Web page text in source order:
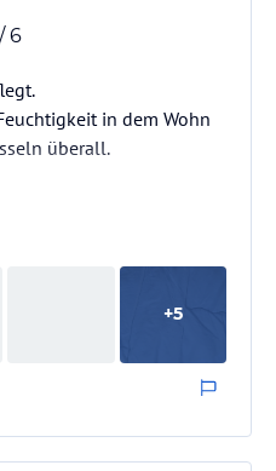
/ 6
in dem Wohn
überall.
+5